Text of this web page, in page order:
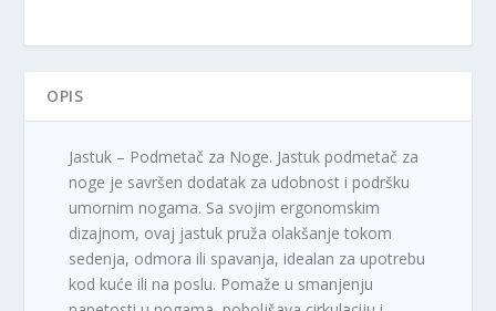
OPIS
Jastuk – Podmetač za Noge. Jastuk podmetač za
noge je savršen dodatak za udobnost i podršku
umornim nogama. Sa svojim ergonomskim
dizajnom, ovaj jastuk pruža olakšanje tokom
sedenja, odmora ili spavanja, idealan za upotrebu
kod kuće ili na poslu. Pomaže u smanjenju